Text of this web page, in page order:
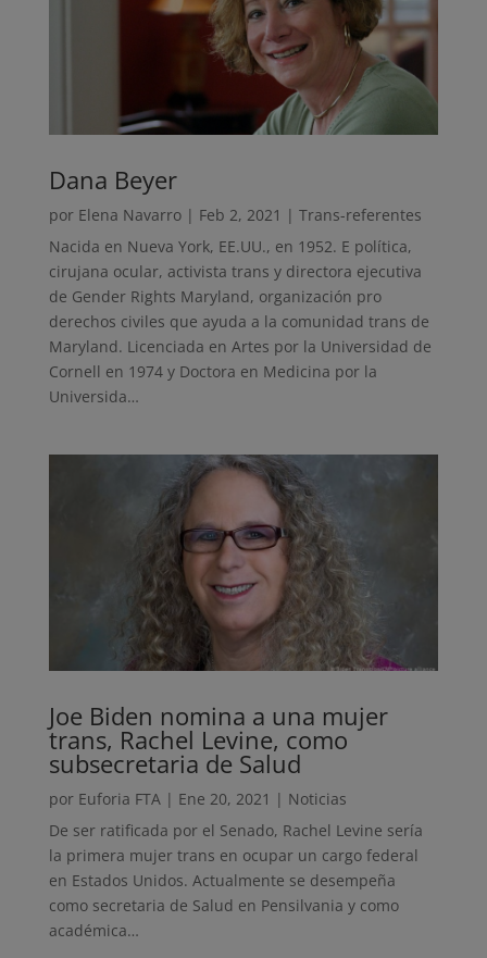
Dana Beyer
por Elena Navarro| Feb 2, 2021 | Trans-referentes
Nacida en Nueva York, EE.UU., en 1952. E política,
cirujana ocular, activista trans y directora ejecutiva
de Gender Rights Maryland, organización pro
derechos civiles que ayuda a la comunidad trans de
Maryland. Licenciada en Artes por la Universidad de
Cornell en 1974 y Doctora en Medicina por la
Universida…
Joe Biden nomina a una mujer
trans, Rachel Levine, como
subsecretaria de Salud
por Euforia FTA| Ene 20, 2021 | Noticias
De ser ratificada por el Senado, Rachel Levine sería
la primera mujer trans en ocupar un cargo federal
en Estados Unidos. Actualmente se desempeña
como secretaria de Salud en Pensilvania y como
académica…